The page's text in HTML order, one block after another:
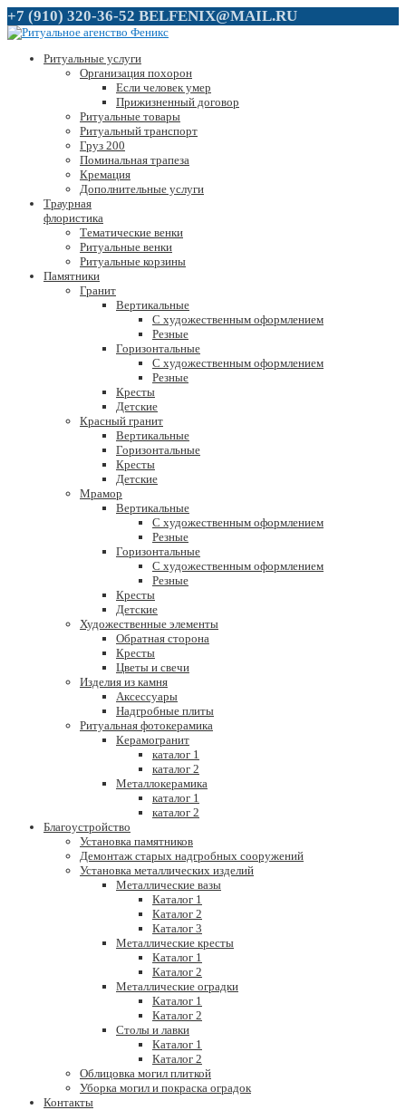
+7 (910) 320-36-52 BELFENIX@MAIL.RU
Ритуальные услуги
Организация похорон
Если человек умер
Прижизненный договор
Ритуальные товары
Ритуальный транспорт
Груз 200
Поминальная трапеза
Кремация
Дополнительные услуги
Траурная
флористика
Тематические венки
Ритуальные венки
Ритуальные корзины
Памятники
Гранит
Вертикальные
С художественным оформлением
Резные
Горизонтальные
С художественным оформлением
Резные
Кресты
Детские
Красный гранит
Вертикальные
Горизонтальные
Кресты
Детские
Мрамор
Вертикальные
С художественным оформлением
Резные
Горизонтальные
С художественным оформлением
Резные
Кресты
Детские
Художественные элементы
Обратная сторона
Кресты
Цветы и свечи
Изделия из камня
Аксессуары
Надгробные плиты
Ритуальная фотокерамика
Керамогранит
каталог 1
каталог 2
Металлокерамика
каталог 1
каталог 2
Благоустройство
Установка памятников
Демонтаж старых надгробных сооружений
Установка металлических изделий
Металлические вазы
Каталог 1
Каталог 2
Каталог 3
Металлические кресты
Каталог 1
Каталог 2
Металлические оградки
Каталог 1
Каталог 2
Столы и лавки
Каталог 1
Каталог 2
Облицовка могил плиткой
Уборка могил и покраска оградок
Контакты